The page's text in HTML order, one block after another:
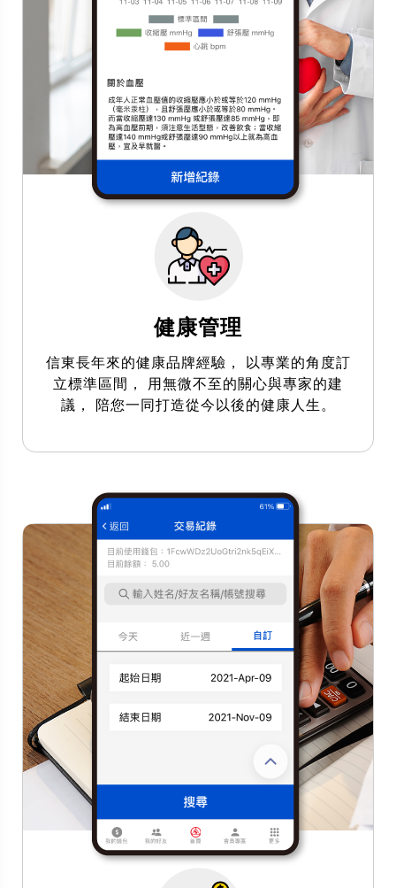
健康管理
信東長年來的健康品牌經驗， 以專業的角度訂
立標準區間， 用無微不至的關心與專家的建
議， 陪您一同打造從今以後的健康人生。